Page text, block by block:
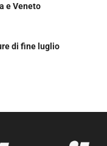
e Veneto
di fine luglio